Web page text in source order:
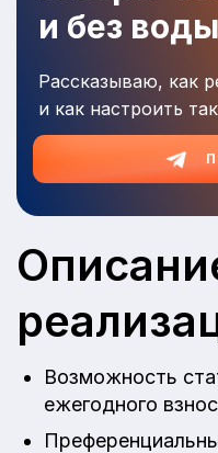
и без
Рассказываю, как
и как настроить
Возможность
ежегодного